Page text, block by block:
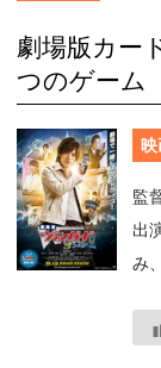
劇場版カー
つのゲーム
映
監
出
み